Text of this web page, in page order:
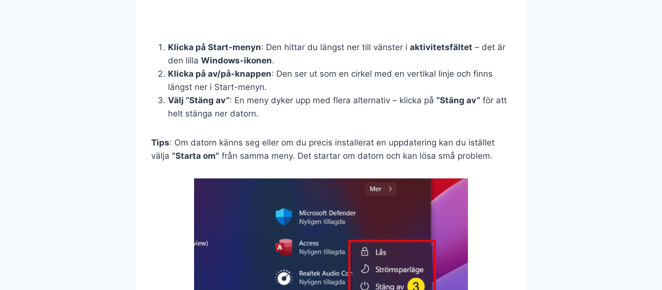
Klicka på Start-menyn: Den hittar du längst ner till vänster i aktivitetsfältet – det är
den lilla Windows-ikonen.
Klicka på av/på-knappen: Den ser ut som en cirkel med en vertikal linje och finns
längst ner i Start-menyn.
Välj ”Stäng av”: En meny dyker upp med flera alternativ – klicka på ”Stäng av” för att
helt stänga ner datorn.
Tips: Om datorn känns seg eller om du precis installerat en uppdatering kan du istället
välja ”Starta om” från samma meny. Det startar om datorn och kan lösa små problem.